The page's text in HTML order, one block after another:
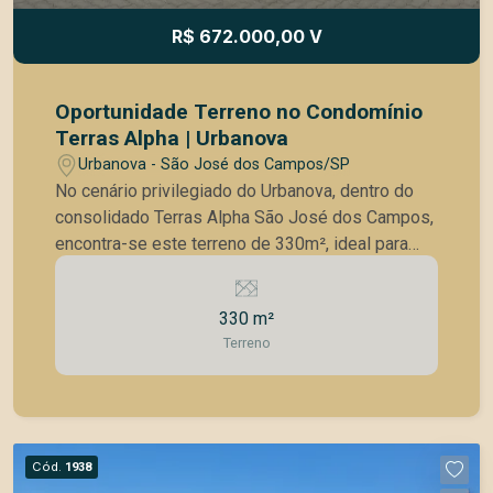
segurança patrimonial e valorização, com
condição diferenciada dentro do mercado local.
terreno para o seu próximo projeto.
R$ 672.000,00 V
Oportunidade Terreno no Condomínio
Terras Alpha | Urbanova
Urbanova - São José dos Campos/SP
No cenário privilegiado do Urbanova, dentro do
consolidado Terras Alpha São José dos Campos,
encontra-se este terreno de 330m², ideal para
quem busca construir com exclusividade em um
endereço que une segurança, planejamento
urbano e qualidade de vida. Com metragem
versátil, permite o desenvolvimento de um
projeto arquitetônico contemporâneo, valorizando
/ Excelente proporção para projetos sofisticados
/ Inserido em condomínio fechado de alto padrão
330 m²
Terreno
Cód. 1938